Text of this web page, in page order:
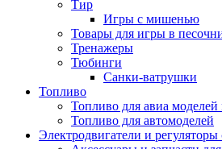
Тир
Игры с мишенью
Товары для игры в
Тренажеры
Тюбинги
Санки-ватрушки
Топливо
Топливо для авиа моделей
Топливо для автомоделей
Электродвигатели и регуляторы